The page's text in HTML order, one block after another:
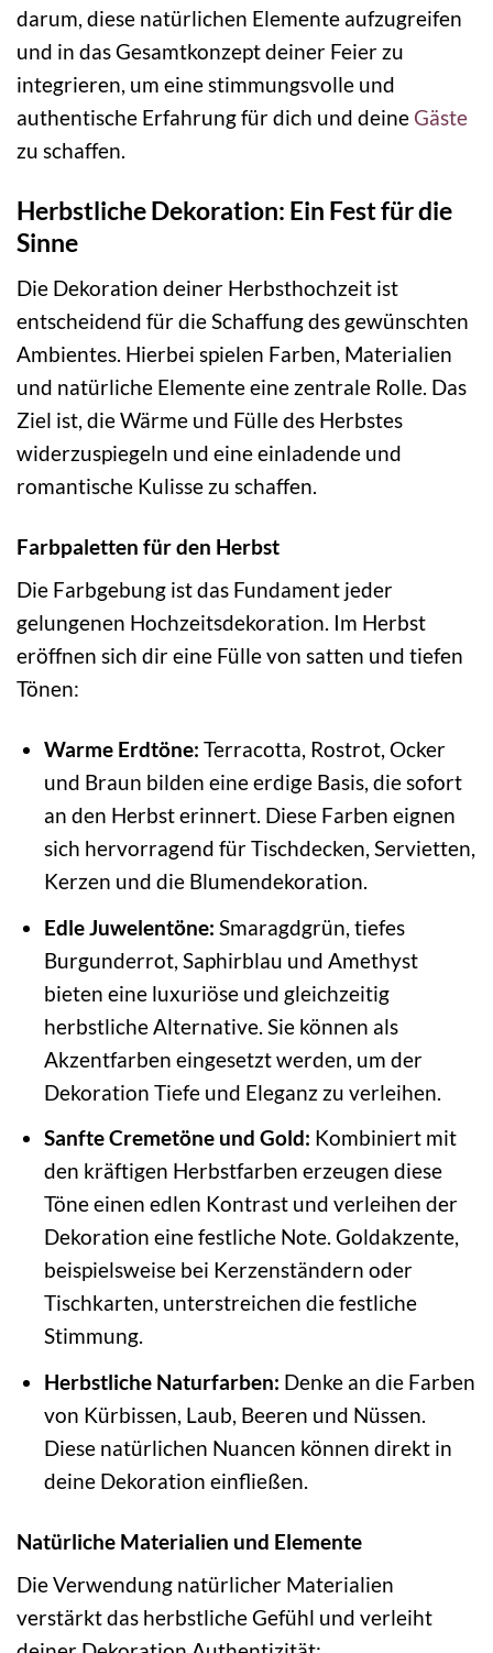
darum, diese natürlichen Elemente aufzugreifen
und in das Gesamtkonzept deiner Feier zu
integrieren, um eine stimmungsvolle und
authentische Erfahrung für dich und deine Gäste
zu schaffen.
Herbstliche Dekoration: Ein Fest für die
Sinne
Die Dekoration deiner Herbsthochzeit ist
entscheidend für die Schaffung des gewünschten
Ambientes. Hierbei spielen Farben, Materialien
und natürliche Elemente eine zentrale Rolle. Das
Ziel ist, die Wärme und Fülle des Herbstes
widerzuspiegeln und eine einladende und
romantische Kulisse zu schaffen.
Farbpaletten für den Herbst
Die Farbgebung ist das Fundament jeder
gelungenen Hochzeitsdekoration. Im Herbst
eröffnen sich dir eine Fülle von satten und tiefen
Tönen:
Warme Erdtöne: Terracotta, Rostrot, Ocker
und Braun bilden eine erdige Basis, die sofort
an den Herbst erinnert. Diese Farben eignen
sich hervorragend für Tischdecken, Servietten,
Kerzen und die Blumendekoration.
Edle Juwelentöne: Smaragdgrün, tiefes
Burgunderrot, Saphirblau und Amethyst
bieten eine luxuriöse und gleichzeitig
herbstliche Alternative. Sie können als
Akzentfarben eingesetzt werden, um der
Dekoration Tiefe und Eleganz zu verleihen.
Sanfte Cremetöne und Gold: Kombiniert mit
den kräftigen Herbstfarben erzeugen diese
Töne einen edlen Kontrast und verleihen der
Dekoration eine festliche Note. Goldakzente,
beispielsweise bei Kerzenständern oder
Tischkarten, unterstreichen die festliche
Stimmung.
Herbstliche Naturfarben: Denke an die Farben
von Kürbissen, Laub, Beeren und Nüssen.
Diese natürlichen Nuancen können direkt in
deine Dekoration einfließen.
Natürliche Materialien und Elemente
Die Verwendung natürlicher Materialien
verstärkt das herbstliche Gefühl und verleiht